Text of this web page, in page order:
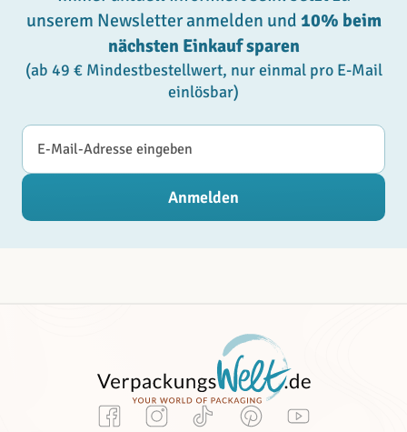
unserem Newsletter anmelden und 10% beim
nächsten Einkauf sparen
(ab 49 € Mindestbestellwert, nur einmal pro E-Mail
einlösbar)
E-Mail-Adresse
Anmelden